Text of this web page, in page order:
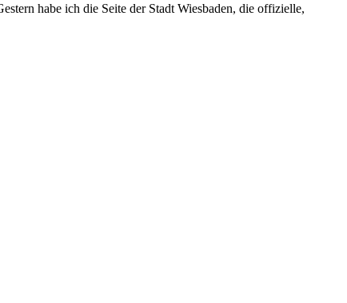
habe ich die Seite der Stadt Wiesbaden, die offizielle,